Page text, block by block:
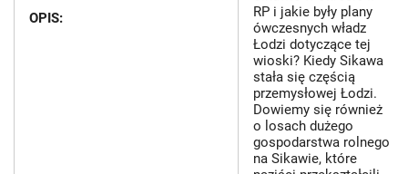
OPIS:
RP i jakie były plany
ówczesnych władz
Łodzi dotyczące tej
wioski? Kiedy Sikawa
stała się częścią
przemysłowej Łodzi.
Dowiemy się również
o losach dużego
gospodarstwa rolnego
na Sikawie, które